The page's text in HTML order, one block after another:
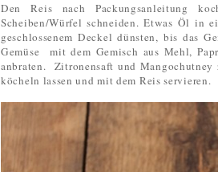
Den Reis nach Packungsanleitung
Scheiben/Würfel schneiden. Etwas Öl in
geschlossenem Deckel dünsten, bis das
Gemüse mit dem Gemisch aus Mehl,
anbraten. Zitronensaft und
köcheln lassen und mit dem Reis servieren.